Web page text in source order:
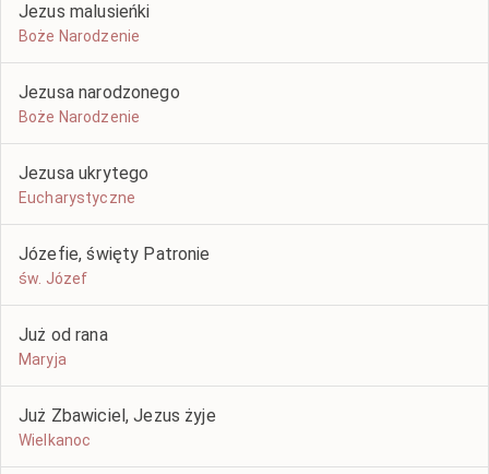
Jezus malusieńki
Boże Narodzenie
Jezusa narodzonego
Boże Narodzenie
Jezusa ukrytego
Eucharystyczne
Józefie, święty Patronie
św. Józef
Już od rana
Maryja
Już Zbawiciel, Jezus żyje
Wielkanoc